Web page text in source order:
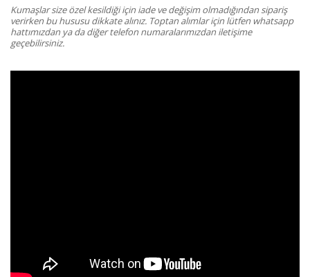
Kumaşlar size özel kesildiği için iade ve değişim olmadığından sipariş
verirken bu hususu dikkate alınız. Toptan alımlar için lütfen whatsapp
hattımızdan ya da diğer telefon numaralarımızdan iletişime
geçebilirsiniz.